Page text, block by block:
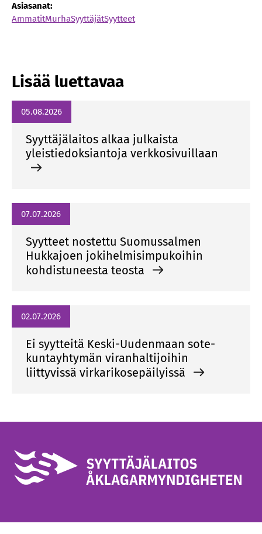
Asiasanat:
AmmatitMurhaSyyttäjätSyytteet
Lisää luettavaa
05.08.2026
Syyttäjälaitos alkaa julkaista
yleistiedoksiantoja verkkosivuillaan
07.07.2026
Syytteet nostettu Suomussalmen
Hukkajoen jokihelmisimpukoihin
kohdistuneesta teosta
02.07.2026
Ei syytteitä Keski-Uudenmaan sote-
kuntayhtymän viranhaltijoihin
liittyvissä virkarikosepäilyissä